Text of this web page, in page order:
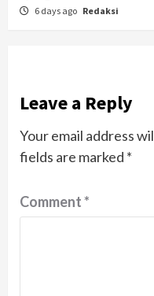
6 days ago Redaksi
Leave a Reply
Your email address
fields are marked *
Comment*